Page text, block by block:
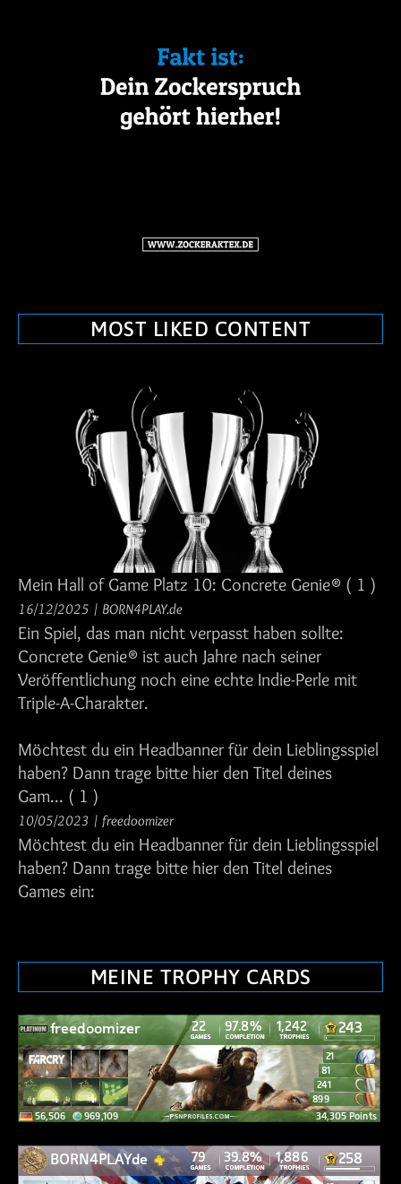
MOST LIKED CONTENT
Mein Hall of Game Platz 10: Concrete Genie® ( 1 )
16/12/2025 / BORN4PLAY.de
Ein Spiel, das man nicht verpasst haben sollte:
Concrete Genie® ist auch Jahre nach seiner
Veröffentlichung noch eine echte Indie-Perle mit
Triple-A-Charakter.
Möchtest du ein Headbanner für dein Lieblingsspiel
haben? Dann trage bitte hier den Titel deines
Gam... ( 1 )
10/05/2023 / freedoomizer
Möchtest du ein Headbanner für dein Lieblingsspiel
haben? Dann trage bitte hier den Titel deines
Games ein:
MEINE TROPHY CARDS